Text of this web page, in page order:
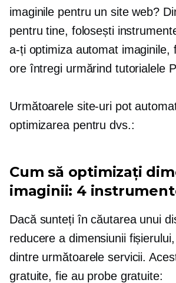
imaginile pentru un site web?
pentru tine, folosești
a-ți optimiza automat imaginile,
ore întregi urmărind tutorialele
Următoarele site-uri pot
optimizarea pentru dvs.:
Cum să optimizați
imaginii: 4
Dacă sunteți în căutarea unui
reducere a dimensiunii
dintre următoarele servicii.
gratuite, fie au probe gratuite: